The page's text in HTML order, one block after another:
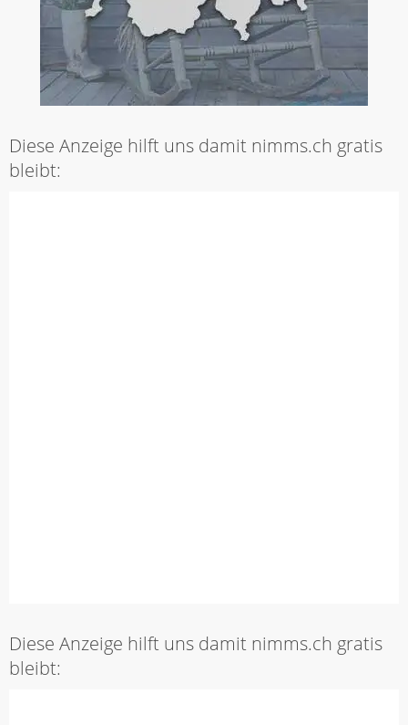
Diese Anzeige hilft uns damit nimms.ch gratis
bleibt:
Diese Anzeige hilft uns damit nimms.ch gratis
bleibt: